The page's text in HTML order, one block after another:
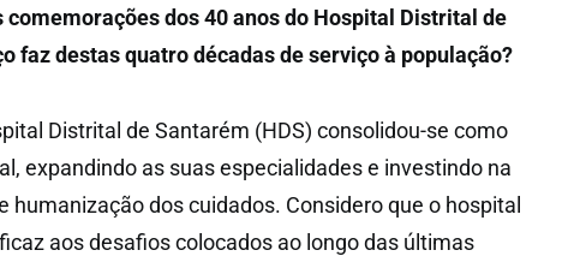
comemorações dos 40 anos do Hospital Distrital de
faz destas quatro décadas de serviço à população?
Distrital de Santarém (HDS) consolidou-se como
expandindo as suas especialidades e investindo na
humanização dos cuidados. Considero que o hospital
aos desafios colocados ao longo das últimas